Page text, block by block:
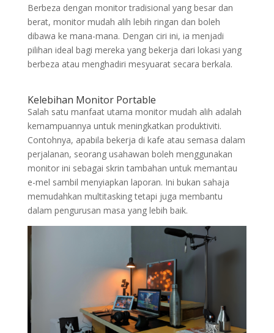
Berbeza dengan monitor tradisional yang besar dan
berat, monitor mudah alih lebih ringan dan boleh
dibawa ke mana-mana. Dengan ciri ini, ia menjadi
pilihan ideal bagi mereka yang bekerja dari lokasi yang
berbeza atau menghadiri mesyuarat secara berkala.
Kelebihan Monitor Portable
Salah satu manfaat utama monitor mudah alih adalah
kemampuannya untuk meningkatkan produktiviti.
Contohnya, apabila bekerja di kafe atau semasa dalam
perjalanan, seorang usahawan boleh menggunakan
monitor ini sebagai skrin tambahan untuk memantau
e-mel sambil menyiapkan laporan. Ini bukan sahaja
memudahkan multitasking tetapi juga membantu
dalam pengurusan masa yang lebih baik.